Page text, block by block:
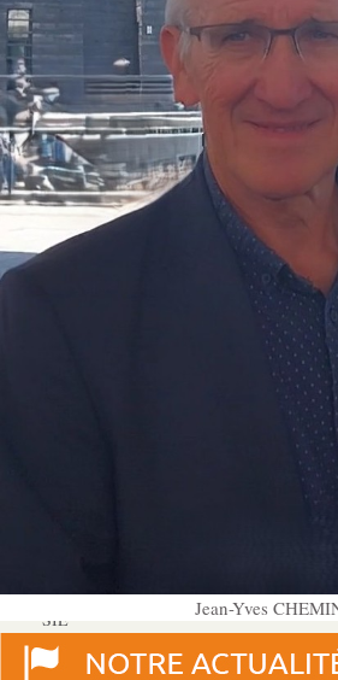
Son équipe
Ses locaux
Son histoire
Ses missions, son objet
Service de Prévention spécialisée
SIE
AEMO
Jean-Yves